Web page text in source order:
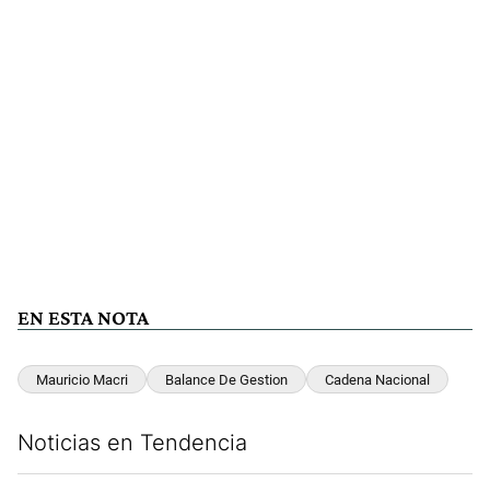
EN ESTA NOTA
Mauricio Macri Balance De Gestion Cadena Nacional
Noticias en Tendencia